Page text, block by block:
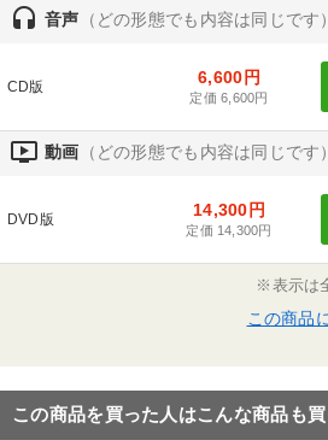
ヤー」新規公開部門第2位も受賞
headset 音声 （どの形態でも内容は同じです）
CD版 6,600円
定価 6,600円
ondemand_video 動画 （どの形態でも内容は同じです）
DVD版 14,300円
定価 14,300円
※表示は
この商品
この商品を買った人はこんな商品も買